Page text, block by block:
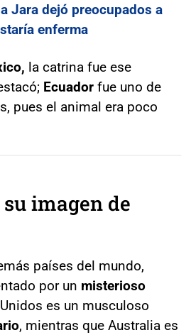
Jara dejó preocupados a
enferma
la catrina fue ese
Ecuador fue uno de
pues el animal era poco
imagen de
países del mundo,
por un misterioso
es un musculoso
, mientras que Australia es